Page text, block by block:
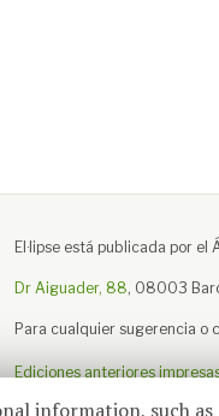
El·lipse está publicada por el
Dr Aiguader, 88, 08003
Para cualquier sugerencia o
Ediciones anteriores
information, such